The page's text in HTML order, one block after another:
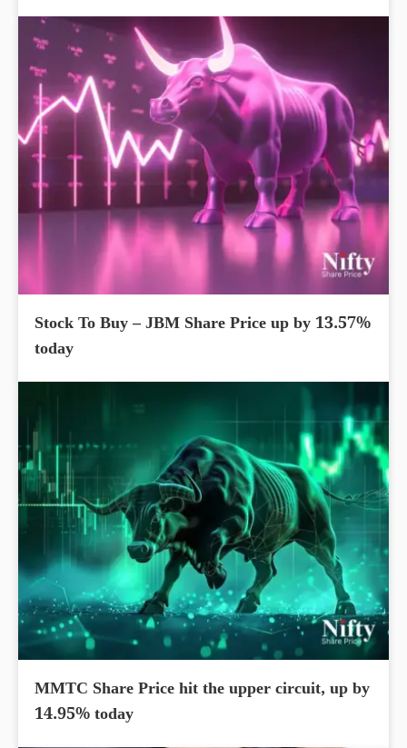
Stock To Buy – JBM Share Price up by 13.57%
today
MMTC Share Price hit the upper circuit, up by
14.95% today